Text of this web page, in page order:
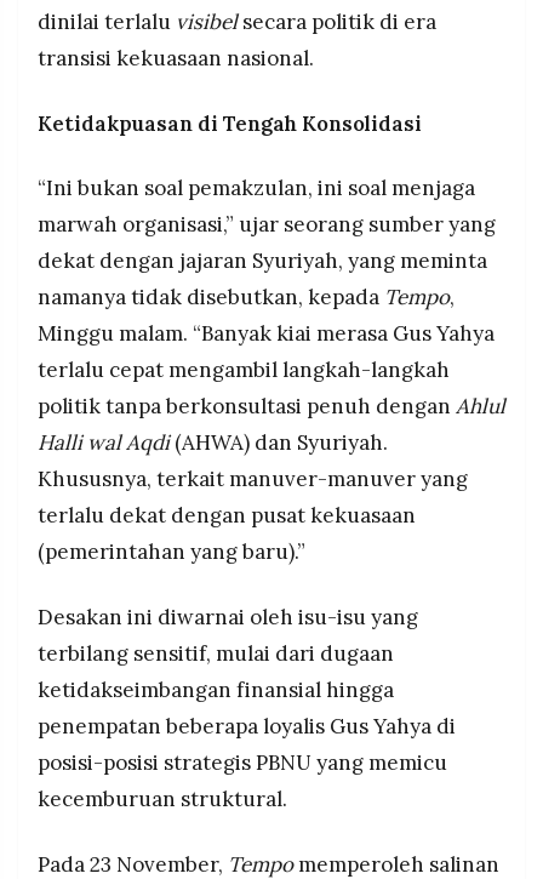
dinilai terlalu visibelsecara politik di era
transisi kekuasaan nasional.
Ketidakpuasan di Tengah Konsolidasi
“Ini bukan soal pemakzulan, ini soal menjaga
marwah organisasi,” ujar seorang sumber yang
dekat dengan jajaran Syuriyah, yang meminta
namanya tidak disebutkan, kepada Tempo,
Minggu malam. “Banyak kiai merasa Gus Yahya
terlalu cepat mengambil langkah-langkah
politik tanpa berkonsultasi penuh dengan Ahlul
Halli wal Aqdi(AHWA) dan Syuriyah.
Khususnya, terkait manuver-manuver yang
terlalu dekat dengan pusat kekuasaan
(pemerintahan yang baru).”
Desakan ini diwarnai oleh isu-isu yang
terbilang sensitif, mulai dari dugaan
ketidakseimbangan finansial hingga
penempatan beberapa loyalis Gus Yahya di
posisi-posisi strategis PBNU yang memicu
kecemburuan struktural.
Pada 23 November, Tempomemperoleh salinan